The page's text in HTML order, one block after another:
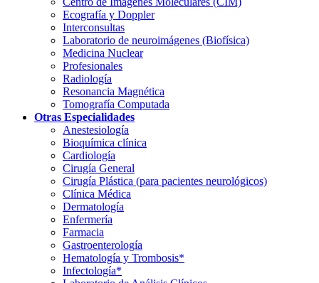
Ecografía y Doppler
Interconsultas
Laboratorio de neuroimágenes (Biofísica)
Medicina Nuclear
Profesionales
Radiología
Resonancia Magnética
Tomografía Computada
Otras Especialidades
Anestesiología
Bioquímica clínica
Cardiología
Cirugía General
Cirugía Plástica (para pacientes neurológicos)
Clínica Médica
Dermatología
Enfermería
Farmacia
Gastroenterología
Hematología y Trombosis*
Infectología*